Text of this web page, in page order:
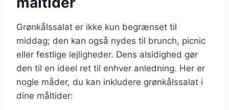
Grønkålssalat er ikke kun begrænset til
middag; den kan også nydes til brunch, picnic
eller festlige lejligheder. Dens alsidighed gør
den til en ideel ret til enhver anledning. Her er
nogle måder, du kan inkludere grønkålssalat i
dine måltider: